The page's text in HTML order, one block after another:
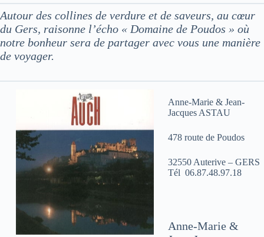
Autour des collines de verdure et de saveurs, au cœur
du Gers, raisonne l’écho « Domaine de Poudos » où
notre bonheur sera de partager avec vous une manière
de voyager.
Anne-Marie & Jean-
Jacques ASTAU
478 route de Poudos
32550 Auterive – GERS
Tél 06.87.48.97.18
Anne-Marie &